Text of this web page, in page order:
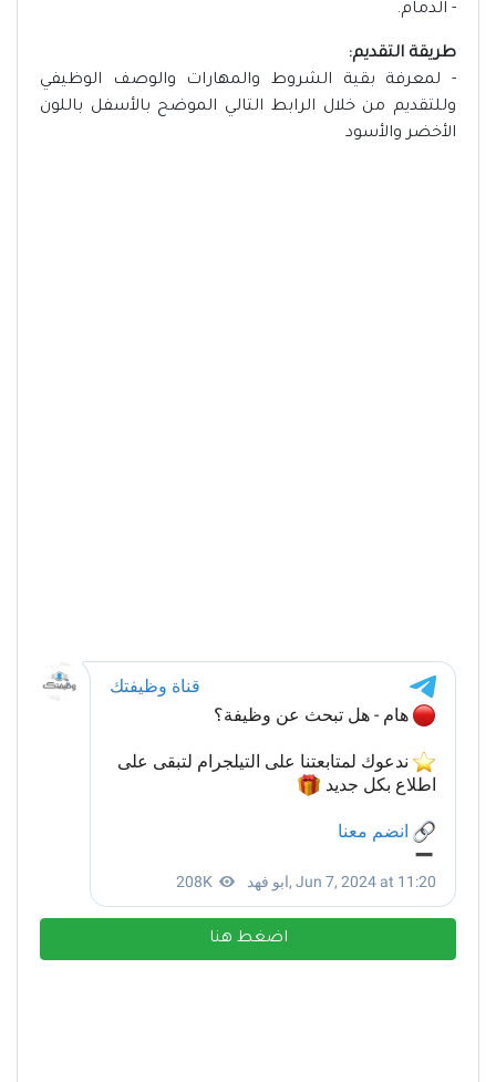
- الدمام.
طريقة التقديم:
- لمعرفة بقية الشروط والمهارات والوصف الوظيفي
وللتقديم من خلال الرابط التالي الموضح بالأسفل باللون
الأخضر والأسود
اضغط هنا